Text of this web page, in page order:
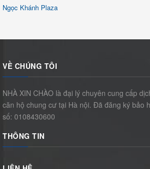
Ngọc Khánh Plaza
VỀ CHÚNG TÔI
NHÀ XIN CHÀO là đại lý chuyên cung cấp
căn hộ chung cư tại Hà nội. Đã đăng ký bảo
số: 0108430600
THÔNG TIN